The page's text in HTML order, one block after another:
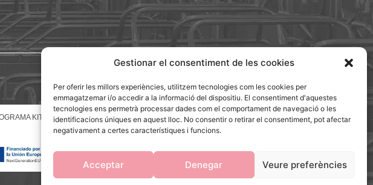
Gestionar el consentiment de les cookies
Per oferir les millors experiències, utilitzem tecnologies com les cookies per
emmagatzemar i/o accedir a la informació del dispositiu. El consentiment d'aquestes
tecnologies ens permetrà processar dades com el comportament de navegació o les
identificacions úniques en aquest lloc. No consentir o retirar el consentiment, pot afectar
negativament a certes característiques i funcions.
Acceptar Denegar Veure preferències
KIT DIGITAL FINANÇAT PELS FONS NEXT GENERATION DEL MECANISME DE
RECUPERACIÓ I RESILIÈNCIA